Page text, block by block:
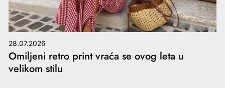
28.07.2026
Omiljeni retro print vraća se ovog leta u
velikom stilu